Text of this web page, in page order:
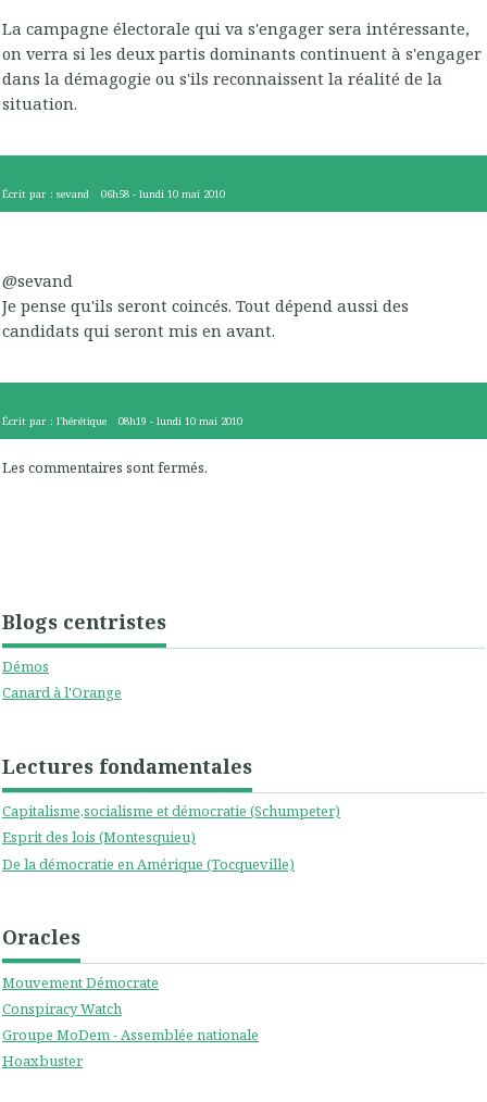
Blogs centristes
Démos
Canard à l'Orange
Lectures fondamentales
Capitalisme,socialisme et démocratie (Schumpeter)
Esprit des lois (Montesquieu)
De la démocratie en Amérique (Tocqueville)
Oracles
Mouvement Démocrate
Conspiracy Watch
Groupe MoDem - Assemblée nationale
Hoaxbuster
La campagne électorale qui va s'engager sera intéressante,
on verra si les deux partis dominants continuent à s'engager
dans la démagogie ou s'ils reconnaissent la réalité de la
situation.
Écrit par : sevand 06h58 -lundi 10 mai 2010
@sevand
Je pense qu'ils seront coincés. Tout dépend aussi des
candidats qui seront mis en avant.
Écrit par : l'hérétique 08h19 -lundi 10 mai 2010
Les commentaires sont fermés.